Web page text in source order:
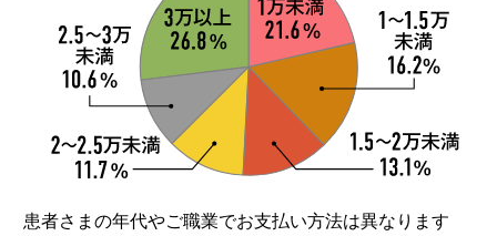
患者さまの年代やご職業でお支払い方法は異なります